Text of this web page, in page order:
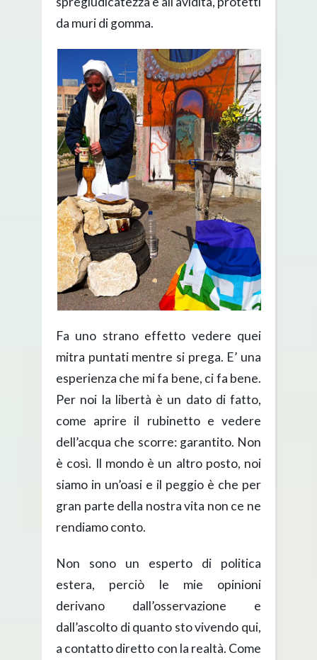
da muri di gomma.
Fa uno strano effetto vedere quei
mitra puntati mentre si prega. E’ una
esperienza che mi fa bene, ci fa bene.
Per noi la libertà è un dato di fatto,
come aprire il rubinetto e vedere
dell’acqua che scorre: garantito. Non
è così. Il mondo è un altro posto, noi
siamo in un’oasi e il peggio è che per
gran parte della nostra vita non ce ne
rendiamo conto.
Non sono un esperto di politica
estera, perciò le mie opinioni
derivano dall’osservazione e
dall’ascolto di quanto sto vivendo qui,
a contatto diretto con la realtà. Come